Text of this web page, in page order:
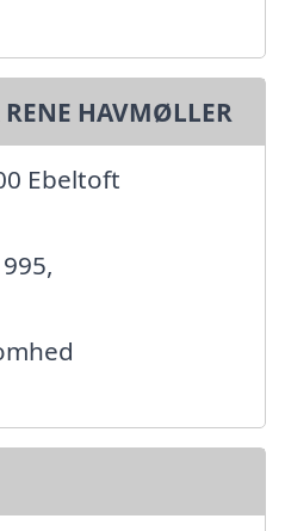
HAVMØLLER
Ebeltoft